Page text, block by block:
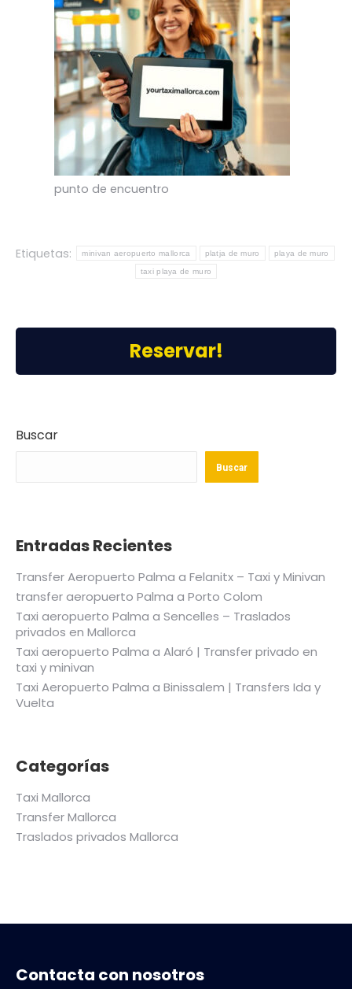
punto de encuentro
Etiquetas: minivan aeropuerto mallorca platja de muro playa de muro
taxi playa de muro
Reservar!
Buscar
Buscar
Entradas Recientes
Transfer Aeropuerto Palma a Felanitx – Taxi y Minivan
transfer aeropuerto Palma a Porto Colom
Taxi aeropuerto Palma a Sencelles – Traslados
privados en Mallorca
Taxi aeropuerto Palma a Alaró | Transfer privado en
taxi y minivan
Taxi Aeropuerto Palma a Binissalem | Transfers Ida y
Vuelta
Categorías
Taxi Mallorca
Transfer Mallorca
Traslados privados Mallorca
Contacta con nosotros